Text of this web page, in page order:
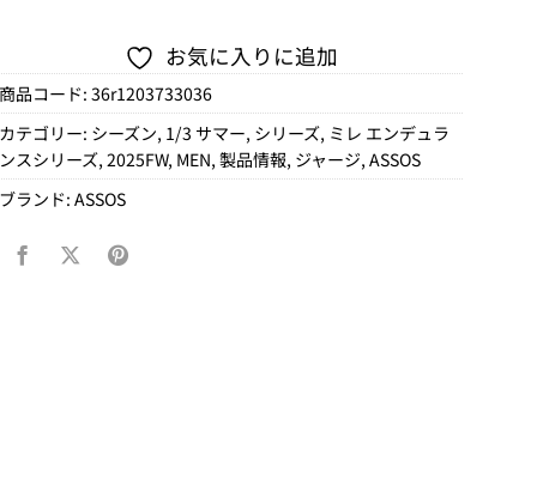
お気に入りに追加
商品コード:36r1203733036
カテゴリー: シーズン, 1/3 サマー, シリーズ, ミレ エンデュラ
ンスシリーズ,2025FW, MEN,製品情報, ジャージ,ASSOS
ブランド:ASSOS